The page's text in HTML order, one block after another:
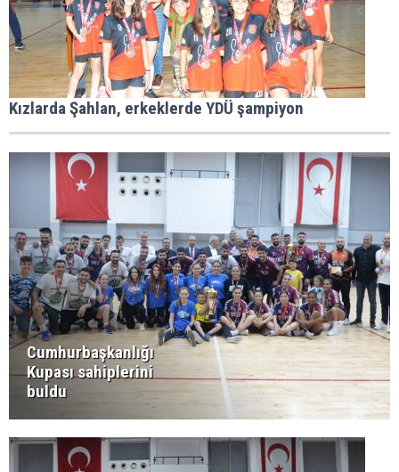
Kızlarda Şahlan, erkeklerde YDÜ şampiyon
Cumhurbaşkanlığı
Kupası sahiplerini
buldu